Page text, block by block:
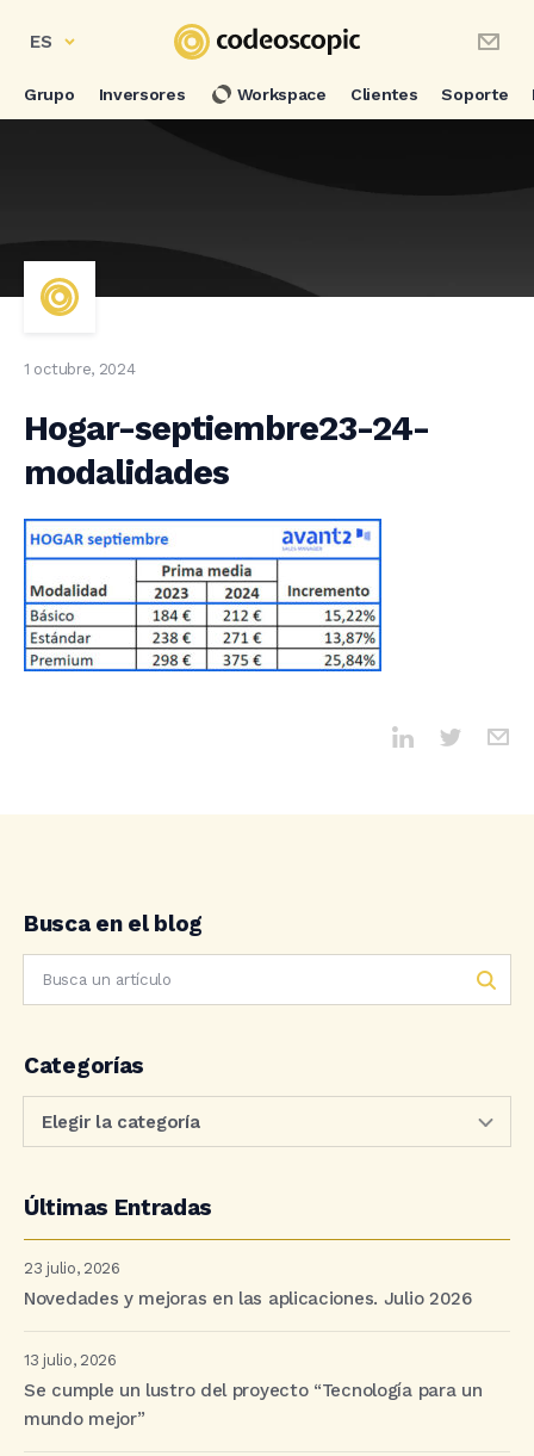
ES
Grupo Inversores Workspace Clientes Soporte
1 octubre, 2024
Hogar-septiembre23-24-
modalidades
Busca en el blog
Categorías
Últimas Entradas
23 julio, 2026
Novedades y mejoras en las aplicaciones. Julio 2026
13 julio, 2026
Se cumple un lustro del proyecto “Tecnología para un
mundo mejor”